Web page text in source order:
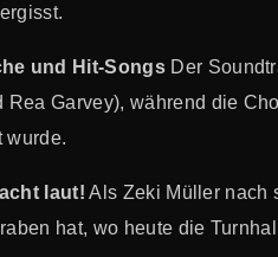
und Hit-SongsDer
Rea Garvey), während die
wurde.
laut! Als Zeki Müller nach
hat, wo heute die